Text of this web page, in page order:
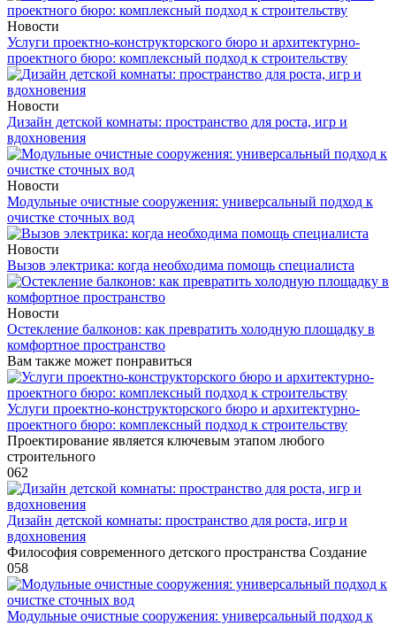
Новости
Услуги проектно-конструкторского бюро и архитектурно-
проектного бюро: комплексный подход к строительству
Новости
Дизайн детской комнаты: пространство для роста, игр и
вдохновения
Новости
Модульные очистные сооружения: универсальный подход к
очистке сточных вод
Новости
Вызов электрика: когда необходима помощь специалиста
Новости
Остекление балконов: как превратить холодную площадку в
комфортное пространство
Вам также может понравиться
Услуги проектно-конструкторского бюро и архитектурно-
проектного бюро: комплексный подход к строительству
Проектирование является ключевым этапом любого
строительного
062
Дизайн детской комнаты: пространство для роста, игр и
вдохновения
Философия современного детского пространства Создание
058
Модульные очистные сооружения: универсальный подход к